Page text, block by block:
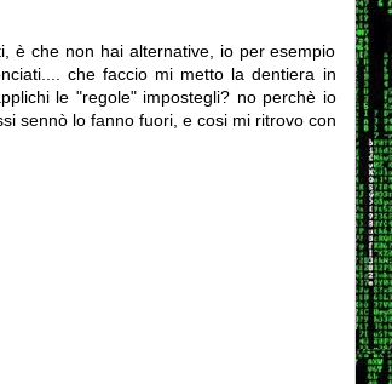
è che non hai alternative, io per esempio
che faccio mi metto la dentiera in
le "regole" impostegli? no perchè io
sennò lo fanno fuori, e cosi mi ritrovo con